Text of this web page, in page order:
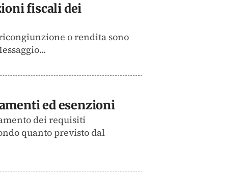
fiscali dei
o rendita sono
ed esenzioni
dei requisiti
quanto previsto dal